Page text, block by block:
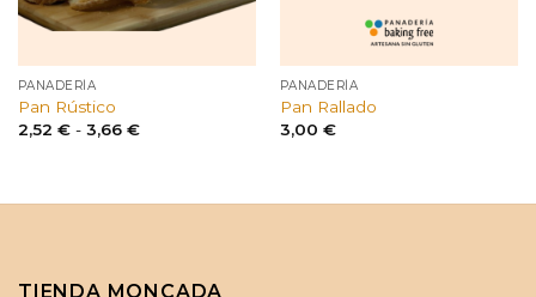
PANADERÍA
Pan Rústico
2,52 € - 3,66 €Rango
hasta
PANADERÍA
Pan Rallado
3,00 €
TIENDA MONCADA